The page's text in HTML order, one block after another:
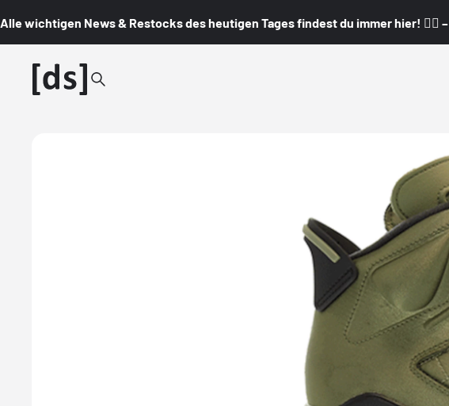
Alle wichtigen News & Restocks des heutigen Tages findest du immer hier! 👇🏼 –